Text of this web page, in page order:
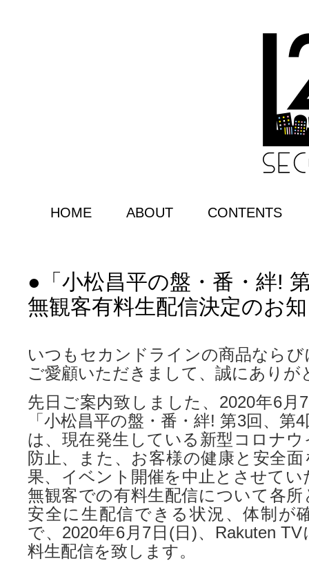
HOME ABOUT CONTENTS
●「小松昌平の盤・番・絆!
無観客有料生配信決定のお
いつもセカンドラインの商品なら
ご愛顧いただきまして、誠にありが
先日ご案内致しました、2020年6月
「小松昌平の盤・番・絆! 第3回、第
は、現在発生している新型コロナ
防止、また、お客様の健康と安全
果、イベント開催を中止とさせて
無観客での有料生配信について各
安全に生配信できる状況、体制が
で、2020年6月7日(日)、Rakuten
料生配信を致します。